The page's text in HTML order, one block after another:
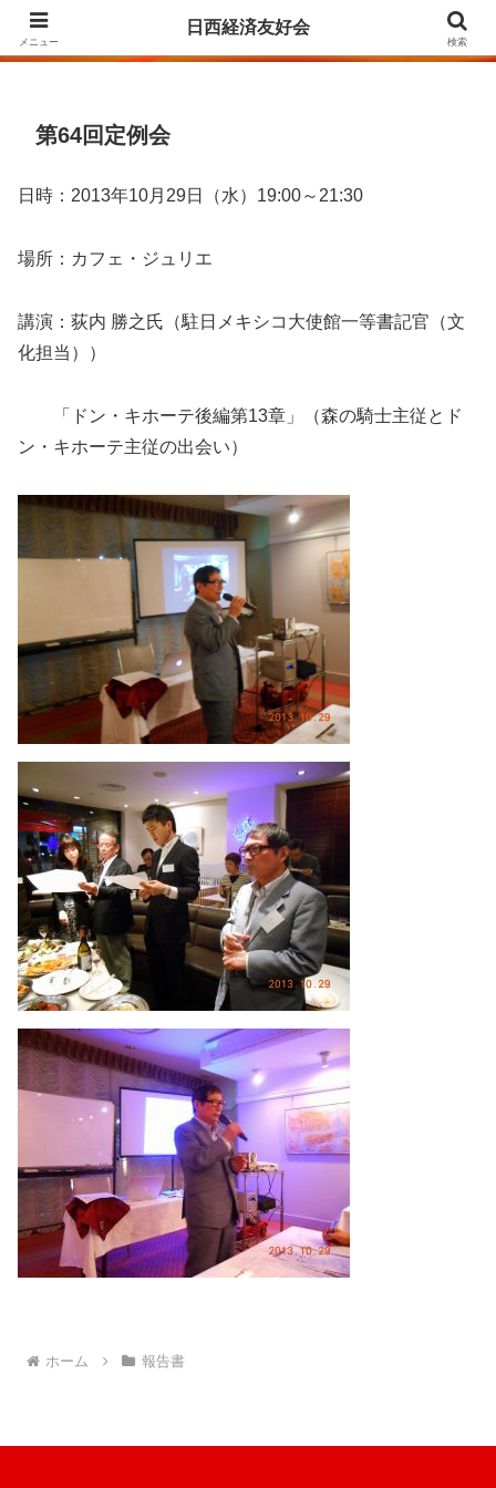
Agrupación para la Amistad y el Fomento de las Relaciones Económicas
第64回定例会
日時：2013年10月29日（水）19:00～21:30
場所：カフェ・ジュリエ
講演：荻内 勝之氏（駐日メキシコ大使館一等書記官（文
化担当））
「ドン・キホーテ後編第13章」（森の騎士主従とド
ン・キホーテ主従の出会い）
ホーム 報告書
メニュー
日西経済友好会
検索